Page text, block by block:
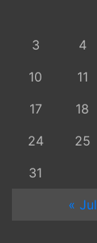
3
4
10
11
17
18
24
25
31
« Jul